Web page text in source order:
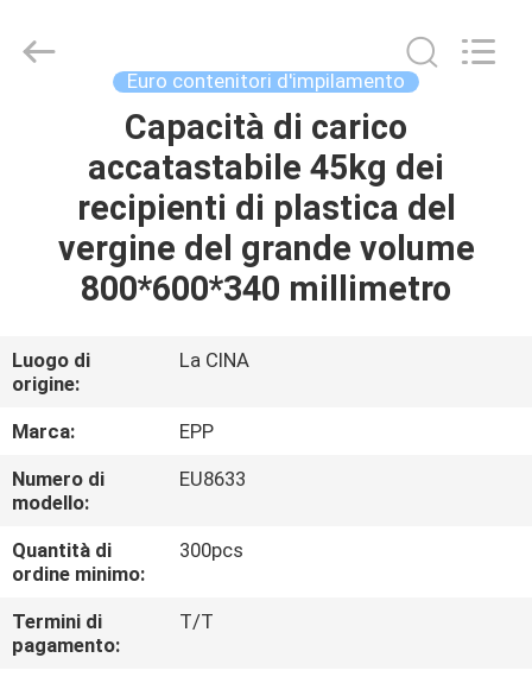
PRODOTTI
VISITA
ALLA
FABBRICA
CONTROLLO
QUALITÀ
CONTATTACI
supplier.
Copyright
Euro contenitori d'impilamento
Capacità di carico
accatastabile 45kg dei
recipienti di plastica del
vergine del grande volume
800*600*340 millimetro
Luogo di
origine:
La CINA
Marca:
EPP
Numero di
modello:
EU8633
Quantità di
ordine minimo:
300pcs
Termini di
pagamento:
T/T